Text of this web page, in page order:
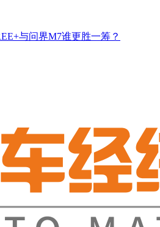
与问界M7谁更胜一筹？